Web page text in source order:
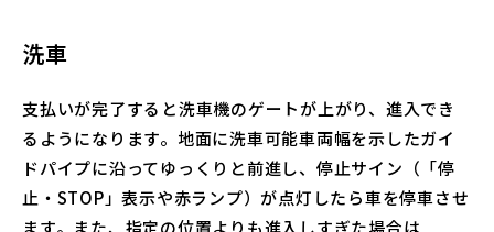
洗車
支払いが完了すると洗車機のゲートが上がり、進入でき
るようになります。地面に洗車可能車両幅を示したガイ
ドパイプに沿ってゆっくりと前進し、停止サイン（「停
止・STOP」表示や赤ランプ）が点灯したら車を停車させ
ます。また、指定の位置よりも進入しすぎた場合は